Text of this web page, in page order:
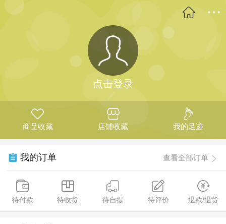
点击登录
商品收藏 店铺收藏 我的足迹
我的订单 查看全部订单
待付款 待收货 待自提 待评价 退款/退货